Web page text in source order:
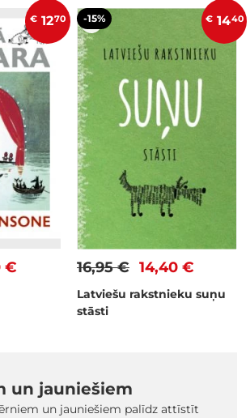
€ 1270
€
-15% € 1440
14,40 €
16,95 €
Latviešu rakstnieku suņu
stāsti
un jauniešiem
un jauniešiem palīdz attīstīt